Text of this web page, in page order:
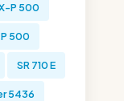
P 500
500
SR 710 E
5436